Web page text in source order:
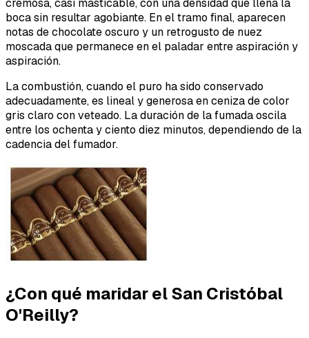
cremosa, casi masticable, con una densidad que llena la
boca sin resultar agobiante. En el tramo final, aparecen
notas de chocolate oscuro y un retrogusto de nuez
moscada que permanece en el paladar entre aspiración y
aspiración.
La combustión, cuando el puro ha sido conservado
adecuadamente, es lineal y generosa en ceniza de color
gris claro con veteado. La duración de la fumada oscila
entre los ochenta y ciento diez minutos, dependiendo de la
cadencia del fumador.
¿Con qué maridar el San Cristóbal
O'Reilly?